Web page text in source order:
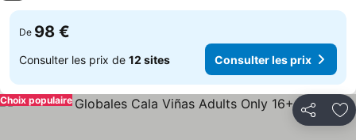
De 98 €
Consulter les prix de 12 sites Consulter les prix
Partager
Choix populaire